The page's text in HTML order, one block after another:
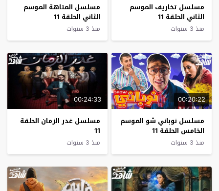
مسلسل تخاريف الموسم
الثاني الحلقة 11
منذ 3 سنوات
مسلسل المتاهة الموسم
الثاني الحلقة 11
منذ 3 سنوات
00:20:22
مسلسل نوباني شو الموسم
الخامس الحلقة 11
منذ 3 سنوات
00:24:33
مسلسل غدر الزمان الحلقة
11
منذ 3 سنوات